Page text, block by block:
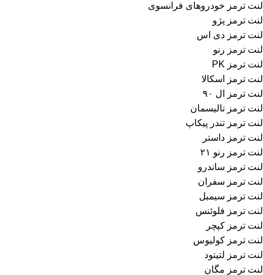
لنت ترمز خودروهای فرانسوی
لنت ترمز پژو
لنت ترمز دی اس
لنت ترمز رنو
لنت ترمز PK
لنت ترمز اسکالا
لنت ترمز ال ۹۰
لنت ترمز تالیسمان
لنت ترمز تندر پیکاپ
لنت ترمز داستر
لنت ترمز رنو ۲۱
لنت ترمز ساندرو
لنت ترمز سفران
لنت ترمز سیمبل
لنت ترمز فلوئنس
لنت ترمز کپچر
لنت ترمز کولیوس
لنت ترمز لتیتود
لنت ترمز مگان